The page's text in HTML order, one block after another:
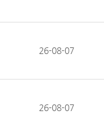
26-08-07
26-08-07